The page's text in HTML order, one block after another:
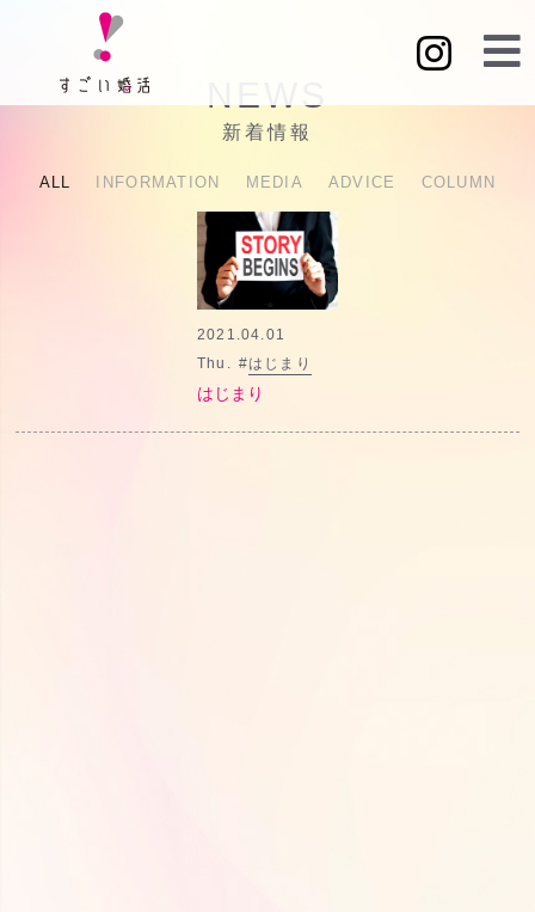
新着情報
ALL INFORMATION MEDIA ADVICE COLUMN
2021.04.01
Thu.
#はじまり
はじまり